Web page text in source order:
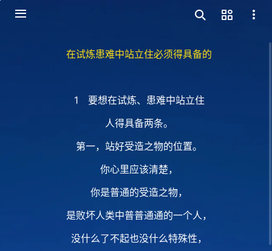
在试炼患难中站立住必须得具备的
1 要想在试炼、患难中站立住
人得具备两条。
第一，站好受造之物的位置。
你心里应该清楚，
你是普通的受造之物，
是败坏人类中普普通通的一个人，
没什么了不起也没什么特殊性，